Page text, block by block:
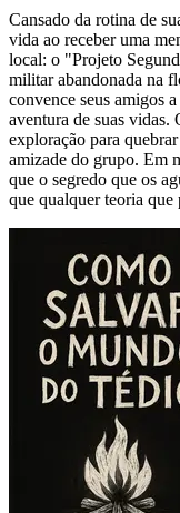
Cansado da rotina de
vida ao receber uma
local: o "Projeto
militar abandonada na
convence seus amigos
aventura de suas vidas.
exploração para
amizade do grupo. Em
que o segredo que os
que qualquer teoria